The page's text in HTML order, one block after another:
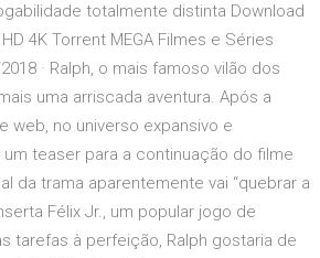
totalmente distinta Download
4K Torrent MEGA Filmes e Séries
· Ralph, o mais famoso vilão dos
uma arriscada aventura. Após a
web, no universo expansivo e
teaser para a continuação do filme
da trama aparentemente vai “quebrar a
Félix Jr., um popular jogo de
tarefas à perfeição, Ralph gostaria de